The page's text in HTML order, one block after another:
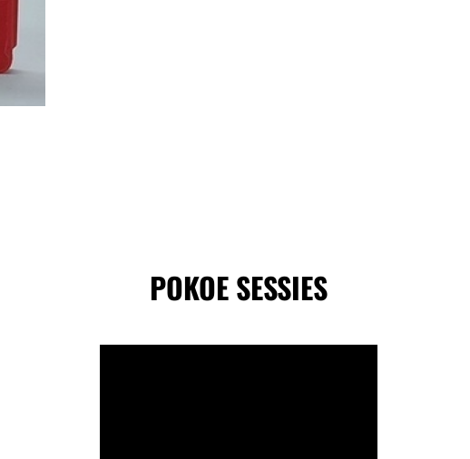
POKOE SESSIES